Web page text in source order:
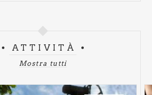
ATTIVITÀ
Mostra tutti